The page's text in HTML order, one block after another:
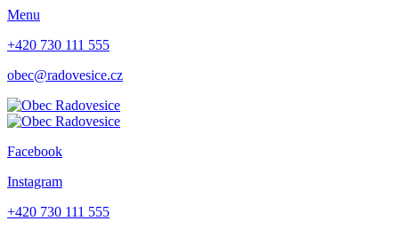
Menu
+420 730 111 555
obec@radovesice.cz
Facebook
Instagram
+420 730 111 555